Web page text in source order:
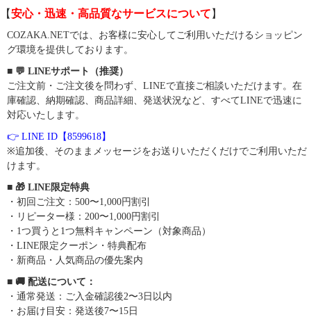
【安心・迅速・高品質なサービスについて 】
COZAKA.NETでは、お客様に安心してご利用いただけるショッピン
グ環境を提供しております。
■ 💬 LINEサポート（推奨）
ご注文前・ご注文後を問わず、LINEで直接ご相談いただけます。在
庫確認、納期確認、商品詳細、発送状況など、すべてLINEで迅速に
対応いたします。
👉 LINE ID【8599618】
※追加後、そのままメッセージをお送りいただくだけでご利用いただ
けます。
■ 🎁 LINE限定特典
・初回ご注文：500〜1,000円割引
・リピーター様：200〜1,000円割引
・1つ買うと1つ無料キャンペーン（対象商品）
・LINE限定クーポン・特典配布
・新商品・人気商品の優先案内
■ 🚚 配送について：
・通常発送：ご入金確認後2〜3日以内
・お届け目安：発送後7〜15日